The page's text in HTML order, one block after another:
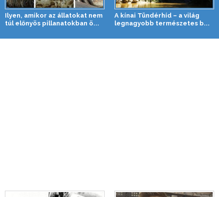
Ilyen, amikor az állatokat nem
túl előnyös pillanatokban ö...
A kínai Tündérhíd – a világ
legnagyobb természetes b...